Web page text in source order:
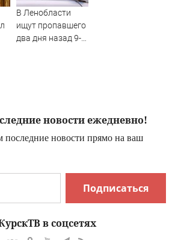
В Ленобласти
ищут пропавшего
два дня назад 9-
новости ежедневно!
новости прямо на ваш
Подписаться
в соцсетях